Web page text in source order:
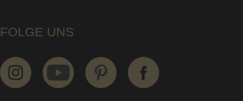
FOLGE UNS